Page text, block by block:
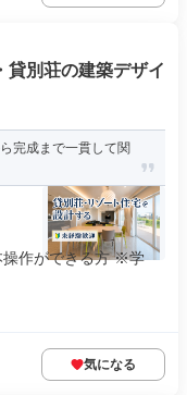
貸別荘の建築デザイ
完成まで一貫して関
操作ができる方 ※学
気になる